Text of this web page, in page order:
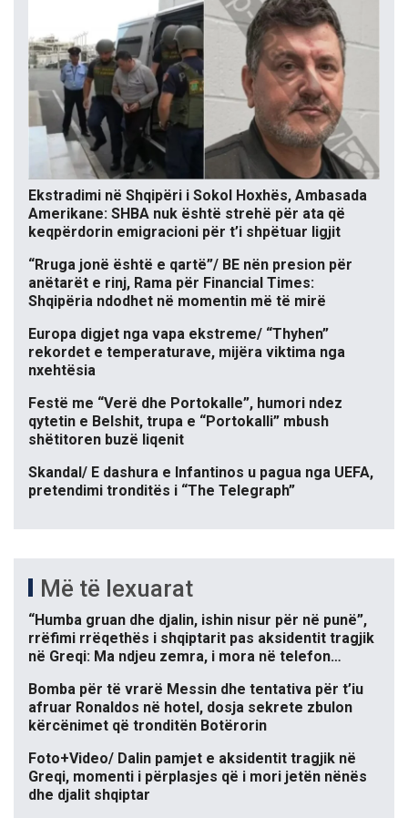
Ekstradimi në Shqipëri i Sokol Hoxhës, Ambasada
Amerikane: SHBA nuk është strehë për ata që
keqpërdorin emigracioni për t’i shpëtuar ligjit
“Rruga jonë është e qartë”/ BE nën presion për
anëtarët e rinj, Rama për Financial Times:
Shqipëria ndodhet në momentin më të mirë
Europa digjet nga vapa ekstreme/ “Thyhen”
rekordet e temperaturave, mijëra viktima nga
nxehtësia
Festë me “Verë dhe Portokalle”, humori ndez
qytetin e Belshit, trupa e “Portokalli” mbush
shëtitoren buzë liqenit
Skandal/ E dashura e Infantinos u pagua nga UEFA,
pretendimi tronditës i “The Telegraph”
Më të lexuarat
“Humba gruan dhe djalin, ishin nisur për në punë”,
rrëfimi rrëqethës i shqiptarit pas aksidentit tragjik
në Greqi: Ma ndjeu zemra, i mora në telefon…
Bomba për të vrarë Messin dhe tentativa për t’iu
afruar Ronaldos në hotel, dosja sekrete zbulon
kërcënimet që tronditën Botërorin
Foto+Video/ Dalin pamjet e aksidentit tragjik në
Greqi, momenti i përplasjes që i mori jetën nënës
dhe djalit shqiptar